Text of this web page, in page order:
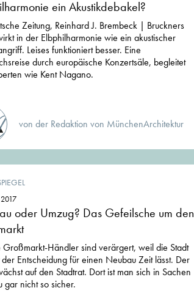
ein Akustikdebakel?
Zeitung, Reinhard J. Brembeck | Bruckners
in der Elbphilharmonie wie ein akustischer
Leises funktioniert besser. Eine
durch europäische Konzertsäle, begleitet
wie Kent Nagano.
von der Redaktion von MünchenArchitektur
oder Umzug? Das Gefeilsche um den
Händler sind verärgert, weil die Stadt
der Entscheidung für einen Neubau Zeit lässt. Der
auf den Stadtrat. Dort ist man sich in Sachen
gar nicht so sicher.